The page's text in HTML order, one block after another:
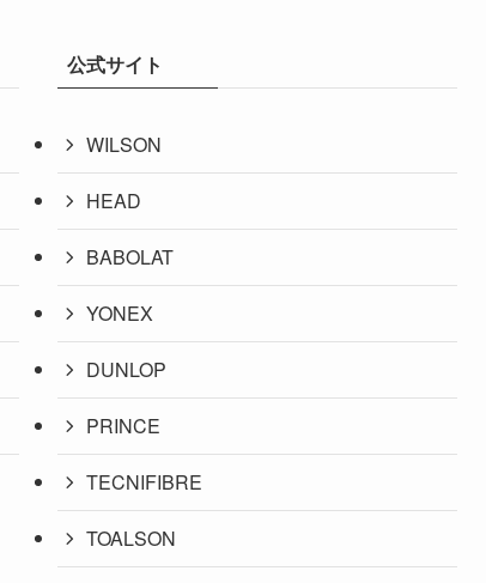
公式サイト
WILSON
HEAD
BABOLAT
YONEX
DUNLOP
PRINCE
TECNIFIBRE
TOALSON